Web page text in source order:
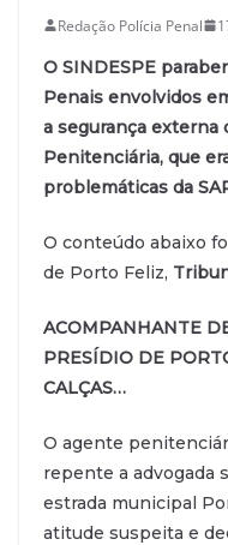
Redação Polícia Penal
O SINDESPE
Penais envolvidos
a segurança externa
Penitenciária, que
problemáticas da
O conteúdo abaixo
de Porto Feliz,
ACOMPANHANTE
PRESÍDIO DE
CALÇAS…
O agente
repente a advogada
estrada municipal
atitude suspeita e